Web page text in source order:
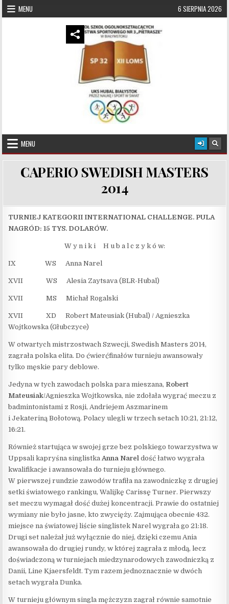
Skip to content
MENU 6 SIERPNIA 2026
UKS Hubal Białystok
MENU
CAPERIO SWEDISH MASTERS
2014
TURNIEJ KATEGORII INTERNATIONAL CHALLENGE. PULA
NAGRÓD: 15 TYS. DOLARÓW.
W y n i k i H u b a l c z y k ó w:
IX WS Anna Narel
XVII WS Alesia Zaytsava (BLR-Hubal)
XVII MS Michał Rogalski
XVII XD Robert Mateusiak (Hubal) / Agnieszka
Wojtkowska (Głubczyce)
W otwartych mistrzostwach Szwecji, Swedish Masters 2014,
zagrała polska elita. Do ćwierćfinałów turnieju awansowały
tylko męskie pary deblowe.
Jedyna w tych zawodach polska para mieszana, Robert
Mateusiak/Agnieszka Wojtkowska, nie zdołała wygrać meczu z
badmintonistami z Rosji, Andriejem Aszmarinem
i Jekateriną Bołotową. Polacy ulegli w trzech setach 10:21, 21:12,
16:21.
Również startująca w swojej grze bez polskiego towarzystwa w
Uppsali kapryśna singlistkaAnna Narel dość łatwo wygrała
kwalifikacje i awansowała do turnieju głównego.
W pierwszej rundzie zawodów trafiła na zawodniczkę z drugiej
setki światowego rankingu, Walijkę Carissę Turner. Pierwszy
set meczu wymagał dość dużej koncentracji. Prawie do ostatniej
wymiany nie było jasne, kto zwycięży. Zajmująca obecnie 432.
miejsce na światowej liście singlistek Narel wygrała go 21:18.
Drugi set należał już wyłącznie do niej, dzięki czemu Ania
awansowała do drugiej rundy, w której zagrała z młodą, lecz
doświadczoną w turniejach miedzynarodowych zawodniczką z
Danii, Line Kjaersfeldt. Tym razem jednoznacznie w dwóch
setach wygrała Dunka.
W turnieju głównym singla mężczyzn zagrał równie samotnie